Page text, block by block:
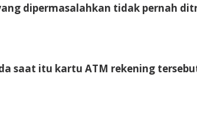
dipermasalahkan tidak pernah
saat itu kartu ATM rekening